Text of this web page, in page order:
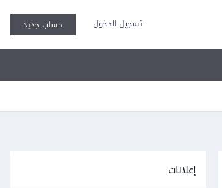
تسجيل الدخول حساب جديد
إعلانات